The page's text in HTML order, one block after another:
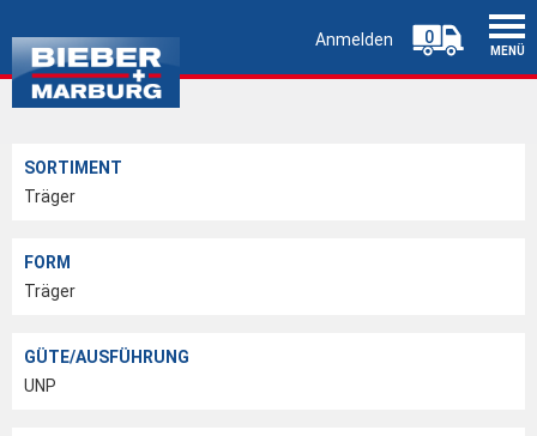
Anmelden 0
MENÜ
SORTIMENT
Träger
FORM
Träger
GÜTE/AUSFÜHRUNG
UNP